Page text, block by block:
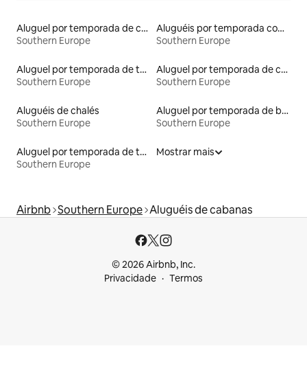
Aluguel por temporada de casas-barco
Southern Europe
Aluguéis por temporada com cama de altura acessível
Southern Europe
Aluguel por temporada de tendas
Southern Europe
Aluguel por temporada de casebres
Southern Europe
Aluguéis de chalés
Southern Europe
Aluguel por temporada de barcos
Southern Europe
Aluguel por temporada de torres
Southern Europe
Mostrar mais
Airbnb Southern Europe Aluguéis de cabanas
© 2026 Airbnb, Inc.
Privacidade
Termos